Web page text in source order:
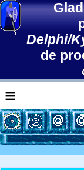
Delphi/
de
≡